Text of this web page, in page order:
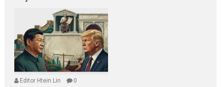
Editor Htein Lin 0